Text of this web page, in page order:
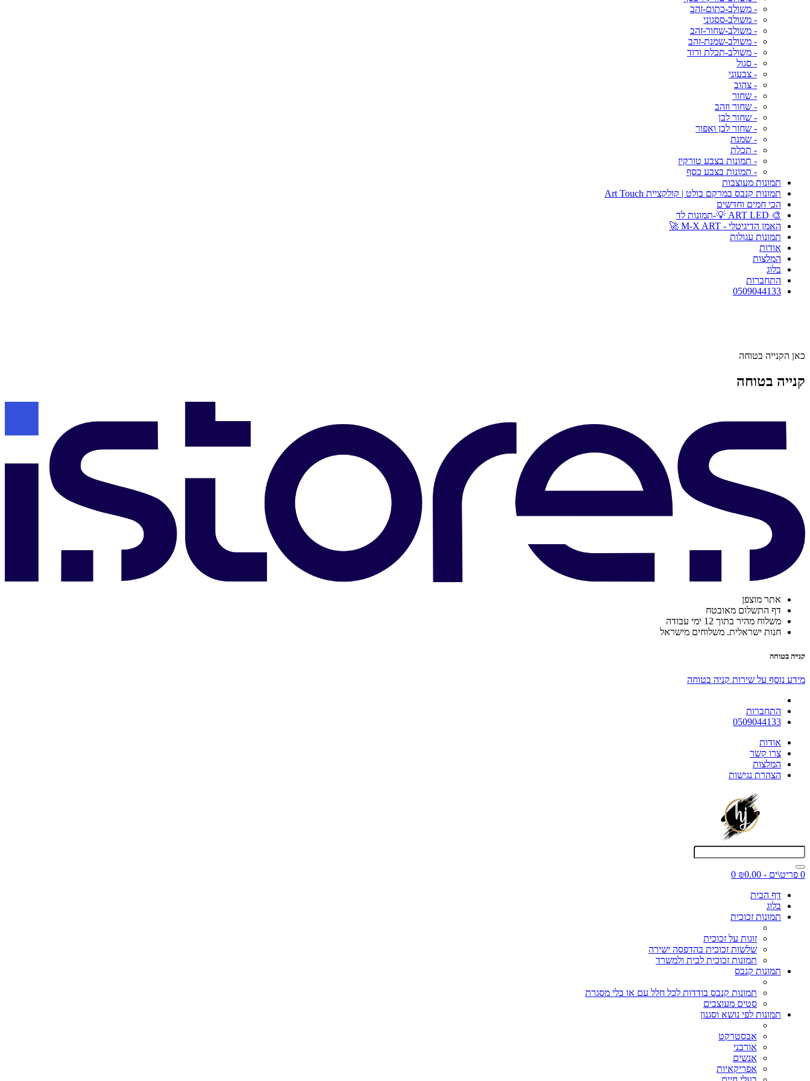
- משולב-כתום-זהב
- משולב-ססגוני
- משולב-שחור-זהב
- משולב-שמנת-זהב
- משולב-תכלת ורוד
- סגול
- צבעוני
- צהוב
- שחור
- שחור וזהב
- שחור לבן
- שחור לבן ואפור
- שמנת
- תכלת
- תמונות בצבע טורקיז
- תמונות בצבע כסף
תמונות מעוצבות
תמונות קנבס במרקם בולט | קולקציית Art Touch
הכי חמים וחדשים
🎨 ART LED 💡-תמונות לד
האמן הדיגיטלי - M-X ART 🚀
תמונות עגולות
אודות
המלצות
בלוג
התחברות
0509044133
כאן הקנייה בטוחה
קנייה בטוחה
אתר מוצפן
דף התשלום מאובטח
משלוח מהיר בתוך 12 ימי עבודה
חנות ישראלית. משלוחים מישראל
קנייה בטוחה
מידע נוסף על שירות קניה בטוחה
התחברות
0509044133
אודות
צרו קשר
המלצות
הצהרת נגישות
0 פריט\ים - ₪0.00
0
דף הבית
בלוג
תמונות זכוכית
זוגות על זכוכית
שלשות זכוכית בהדפסה ישירה
תמונות זכוכית לבית ולמשרד
תמונות קנבס
תמונות קנבס בודדות לכל חלל עם או בלי מסגרת
סטים מעוצבים
תמונות לפי נושא וסגנון
אבסטרקט
אורבני
אנשים
אפריקאיות